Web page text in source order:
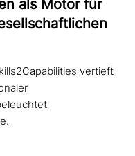
als Motor für
vertieft